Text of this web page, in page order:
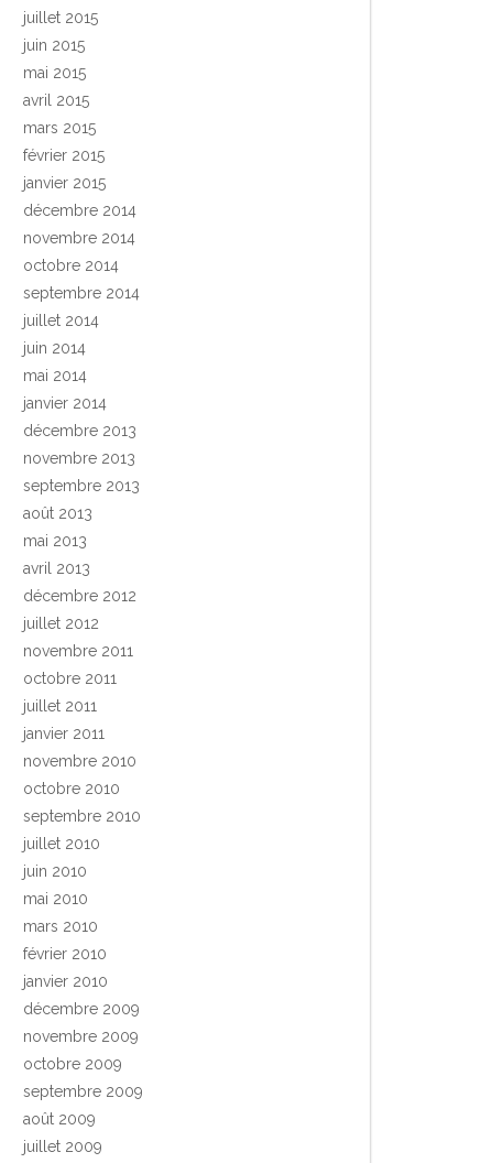
juillet 2015
juin 2015
mai 2015
avril 2015
mars 2015
février 2015
janvier 2015
décembre 2014
novembre 2014
octobre 2014
septembre 2014
juillet 2014
juin 2014
mai 2014
janvier 2014
décembre 2013
novembre 2013
septembre 2013
août 2013
mai 2013
avril 2013
décembre 2012
juillet 2012
novembre 2011
octobre 2011
juillet 2011
janvier 2011
novembre 2010
octobre 2010
septembre 2010
juillet 2010
juin 2010
mai 2010
mars 2010
février 2010
janvier 2010
décembre 2009
novembre 2009
octobre 2009
septembre 2009
août 2009
juillet 2009